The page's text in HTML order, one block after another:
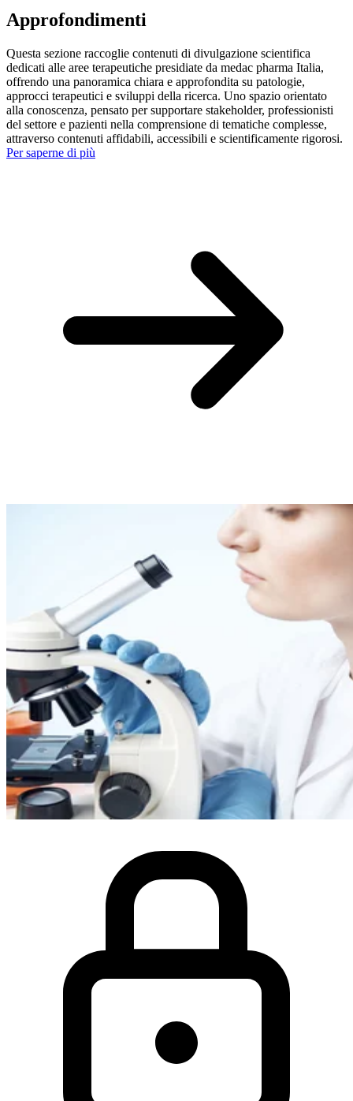
Approfondimenti
Questa sezione raccoglie contenuti di divulgazione scientifica
dedicati alle aree terapeutiche presidiate da medac pharma Italia,
offrendo una panoramica chiara e approfondita su patologie,
approcci terapeutici e sviluppi della ricerca. Uno spazio orientato
alla conoscenza, pensato per supportare stakeholder, professionisti
del settore e pazienti nella comprensione di tematiche complesse,
attraverso contenuti affidabili, accessibili e scientificamente rigorosi.
Per saperne di più